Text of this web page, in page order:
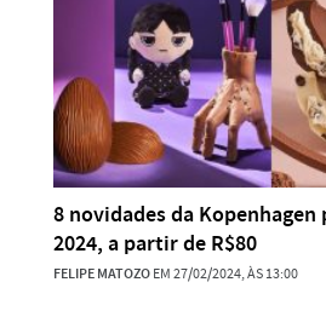
8 novidades da Kopenhagen
2024, a partir de R$80
FELIPE MATOZOEM 27/02/2024, ÀS 13:00